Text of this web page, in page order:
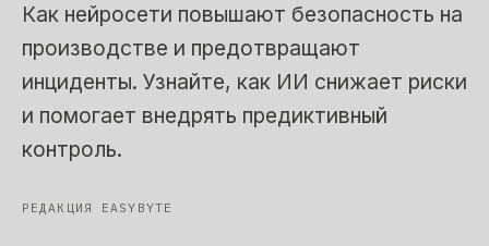
Как нейросети повышают безопасность на
производстве и предотвращают
инциденты. Узнайте, как ИИ снижает риски
и помогает внедрять предиктивный
контроль.
РЕДАКЦИЯ EASYBYTE